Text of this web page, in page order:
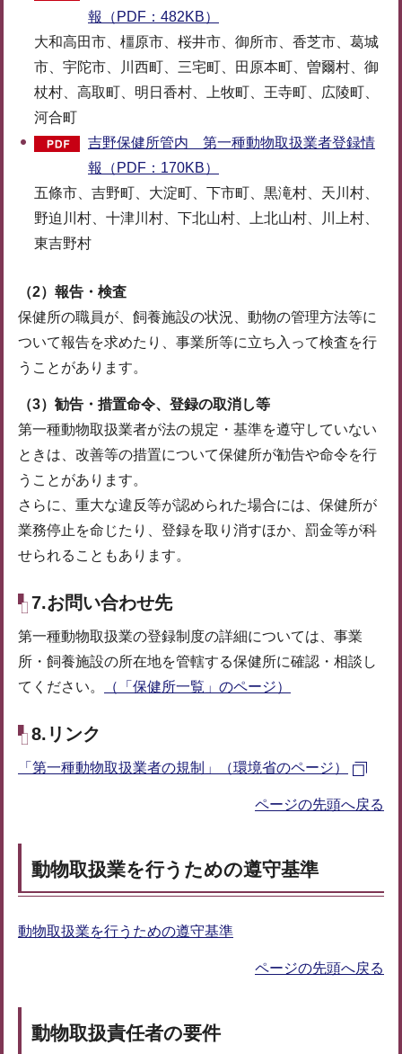
報（PDF：482KB）
大和高田市、橿原市、桜井市、御所市、香芝市、葛城
市、宇陀市、川西町、三宅町、田原本町、曽爾村、御
杖村、高取町、明日香村、上牧町、王寺町、広陵町、
河合町
吉野保健所管内 第一種動物取扱業者登録情
報（PDF：170KB）
五條市、吉野町、大淀町、下市町、黒滝村、天川村、
野迫川村、十津川村、下北山村、上北山村、川上村、
東吉野村
（2）報告・検査
保健所の職員が、飼養施設の状況、動物の管理方法等に
ついて報告を求めたり、事業所等に立ち入って検査を行
うことがあります。
（3）勧告・措置命令、登録の取消し等
第一種動物取扱業者が法の規定・基準を遵守していない
ときは、改善等の措置について保健所が勧告や命令を行
うことがあります。
さらに、重大な違反等が認められた場合には、保健所が
業務停止を命じたり、登録を取り消すほか、罰金等が科
せられることもあります。
7.お問い合わせ先
第一種動物取扱業の登録制度の詳細については、事業
所・飼養施設の所在地を管轄する保健所に確認・相談し
てください。
（「保健所一覧」のページ）
8.リンク
「第一種動物取扱業者の規制」（環境省のページ）
ページの先頭へ戻る
動物取扱業を行うための遵守基準
動物取扱業を行うための遵守基準
ページの先頭へ戻る
動物取扱責任者の要件